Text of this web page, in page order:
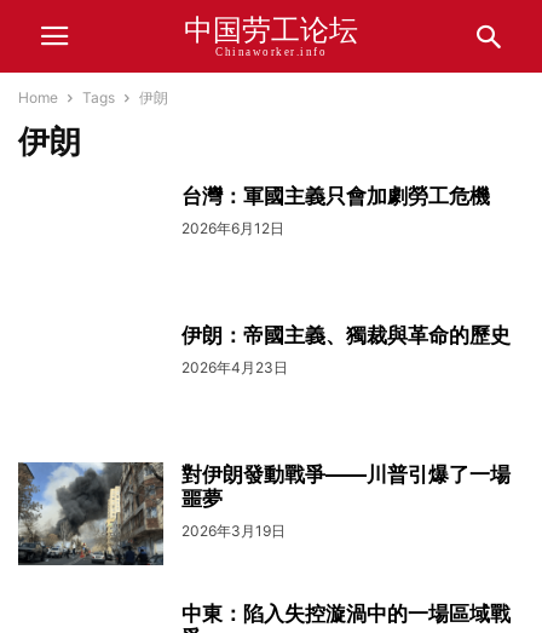
中国劳工论坛
Chinaworker.info
Home Tags 伊朗
伊朗
台灣：軍國主義只會加劇勞工危機
2026年6月12日
伊朗：帝國主義、獨裁與革命的歷史
2026年4月23日
對伊朗發動戰爭——川普引爆了一場
噩夢
2026年3月19日
中東：陷入失控漩渦中的一場區域戰